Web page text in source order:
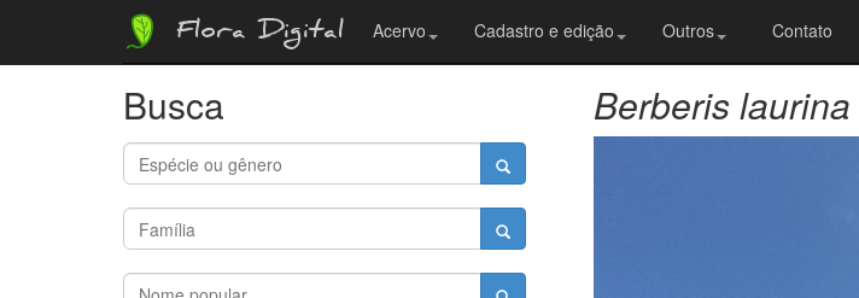
Flora Digital Acervo Cadastro e edição Outros Contato
Busca Berberis laurina